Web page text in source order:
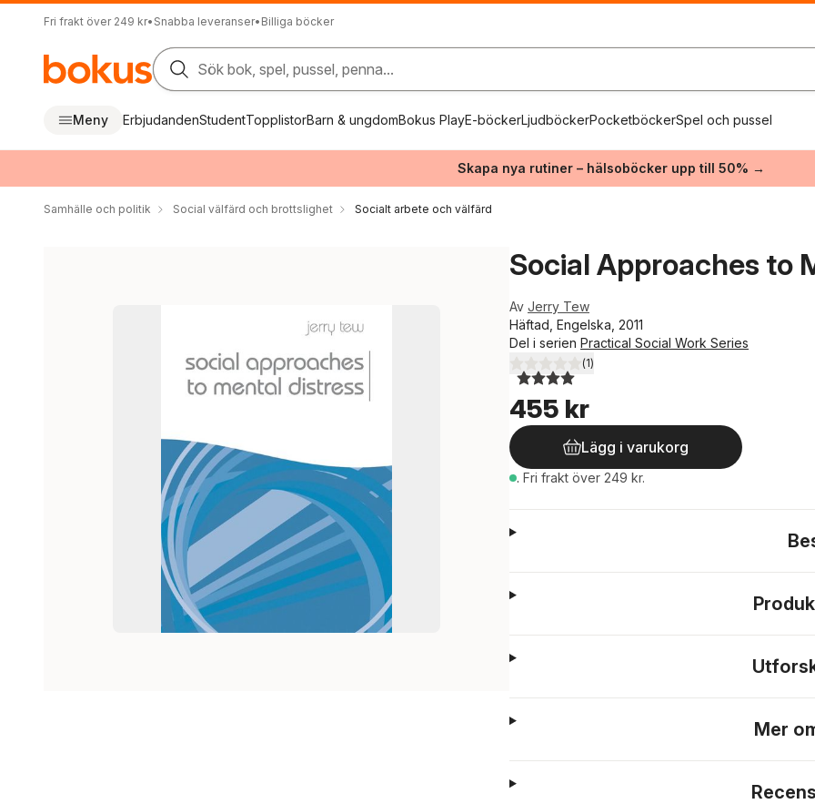
Fri frakt över 249 kr• Snabba leveranser• Billiga böcker
Sök bok, spel, pussel, penna...
Meny ErbjudandenStudentTopplistorBarn & ungdomBokus PlayE-böckerLjudböckerPocketböckerSpel och pussel
Skapa nya rutiner – hälsoböcker upp till 50% →
Samhälle och politik Social välfärd och brottslighet Socialt arbete och välfärd
Social Approaches to
Av Jerry Tew
Häftad, Engelska, 2011
Del i serien Practical Social Work Series
4,0utav 5 stjärnor. Totalt antal röster:
(1)
455 kr
Lägg i varukorg
. Fri frakt över 249 kr.
Mer